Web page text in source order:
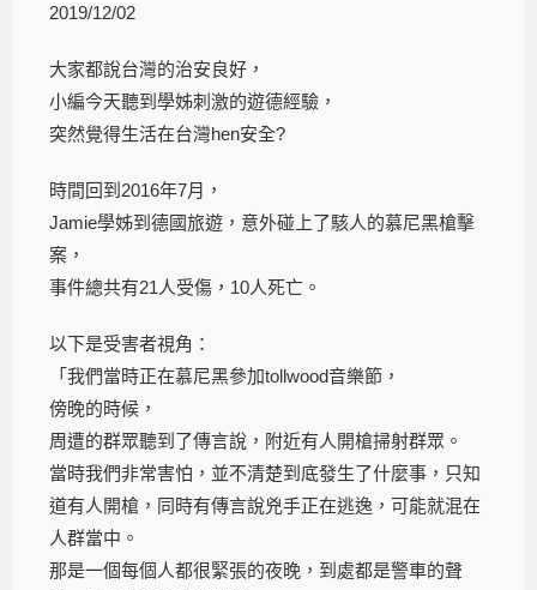
2019/12/02
大家都說台灣的治安良好，
小編今天聽到學姊刺激的遊德經驗，
突然覺得生活在台灣hen安全?
時間回到2016年7月，
Jamie學姊到德國旅遊，意外碰上了駭人的慕尼黑槍擊
案，
事件總共有21人受傷，10人死亡。
以下是受害者視角：
「我們當時正在慕尼黑參加tollwood音樂節，
傍晚的時候，
周遭的群眾聽到了傳言說，附近有人開槍掃射群眾。
當時我們非常害怕，並不清楚到底發生了什麼事，只知
道有人開槍，同時有傳言說兇手正在逃逸，可能就混在
人群當中。
那是一個每個人都很緊張的夜晚，到處都是警車的聲